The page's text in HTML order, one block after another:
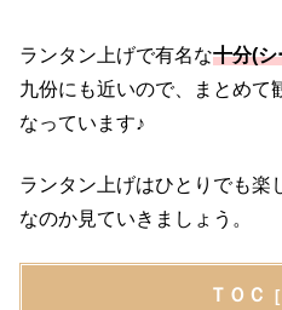
ランタン上げで有名な十分(シ
九份にも近いので、まとめて
なっています♪
ランタン上げはひとりでも楽
なのか見ていきましょう。
ＴＯＣ